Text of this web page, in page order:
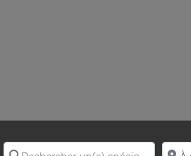
Rechercher un(e) spécialiste par nom